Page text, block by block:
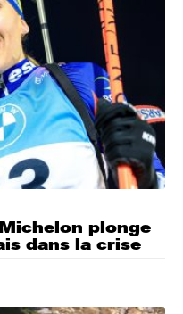
Michelon plonge
dans la crise